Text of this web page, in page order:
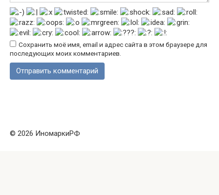
Сохранить моё имя, email и адрес сайта в этом браузере для
последующих моих комментариев.
© 2026 ИномаркиРФ